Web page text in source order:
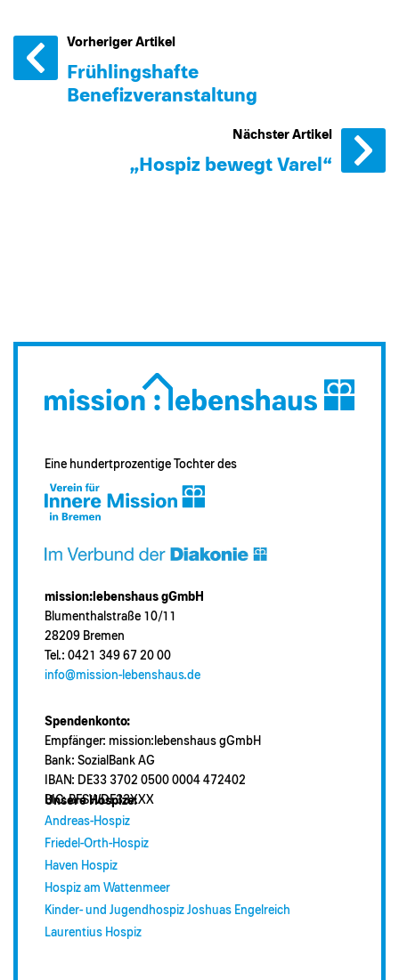
Vorheriger Artikel
Frühlingshafte
Benefizveranstaltung
Nächster Artikel
„Hospiz bewegt Varel“
Eine hundertprozentige Tochter des
mission:lebenshaus gGmbH
Blumenthalstraße 10/11
28209 Bremen
Tel.: 0421 349 67 20 00
info@mission-lebenshaus.de
Spendenkonto:
Empfänger: mission:lebenshaus gGmbH
Bank: SozialBank AG
IBAN: DE33 3702 0500 0004 472402
BIC: BFSWDE33XXX
Unsere Hospize:
Andreas-Hospiz
Friedel-Orth-Hospiz
Haven Hospiz
Hospiz am Wattenmeer
Kinder- und Jugendhospiz Joshuas Engelreich
Laurentius Hospiz